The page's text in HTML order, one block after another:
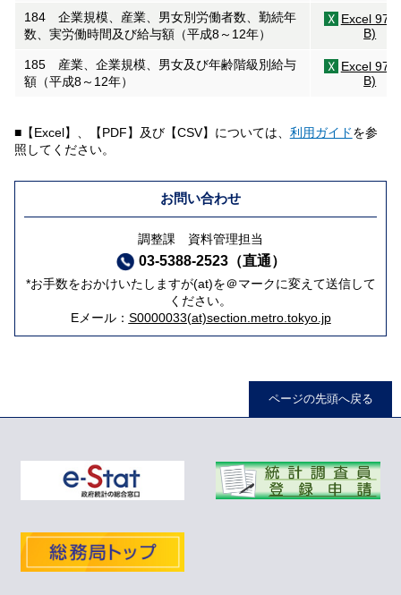
184 企業規模、産業、男女別労働者数、勤続年
数、実労働時間及び給与額（平成8～12年）
Excel
B)
185 産業、企業規模、男女及び年齢階級別給与
額（平成8～12年）
Excel
B)
■【Excel】、【PDF】及び【CSV】については、 利用ガイドを参
照してください。
お問い合わせ
調整課 資料管理担当
03-5388-2523（直通）
*お手数をおかけいたしますが(at)を＠マークに変えて送信して
ください。
Eメール： S0000033(at)section.metro.tokyo.jp
ページの先頭へ戻る